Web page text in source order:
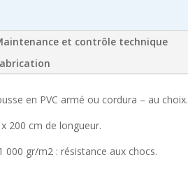
et contrôle technique
en PVC armé ou cordura – au choix.
200 cm de longueur.
000 gr/m2 : résistance aux chocs.